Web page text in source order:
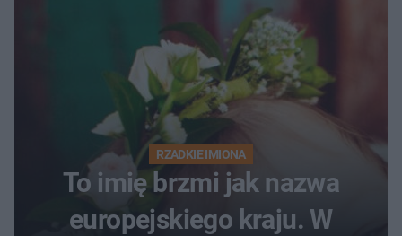
RZADKIE IMIONA
To imię brzmi jak nazwa
europejskiego kraju. W